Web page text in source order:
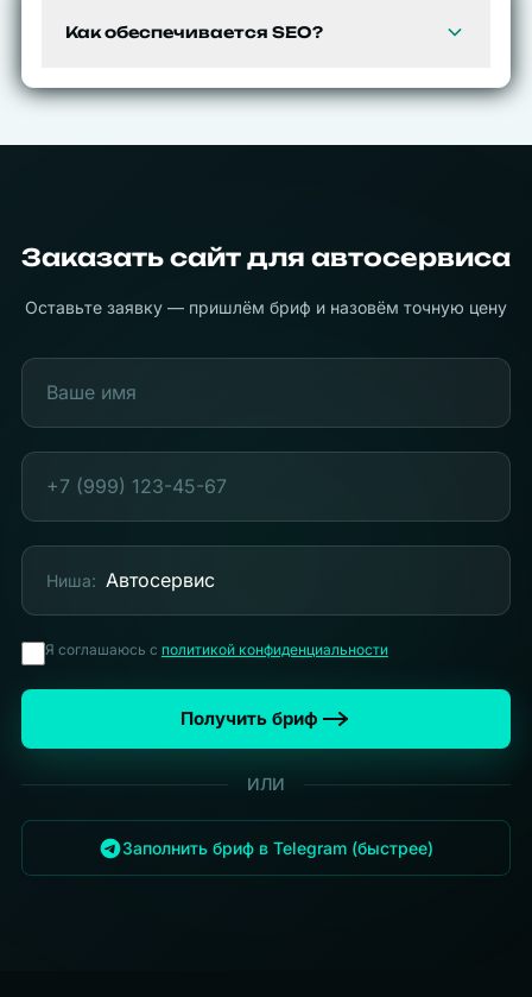
Как обеспечивается SEO?
теги, семантическая структура, Schema.org,
Заказать сайт для автосервиса
Оставьте заявку — пришлём бриф и назовём точную цену
Ниша: Автосервис
Я соглашаюсь с политикой конфиденциальности
Получить бриф
ИЛИ
Заполнить бриф в Telegram (быстрее)